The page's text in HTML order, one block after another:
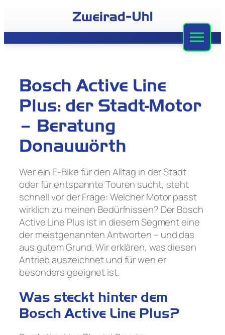
springen
Stellenangebote
Kontakt
Bosch Active Line
Plus: der Stadt-Motor
– Beratung
Donauwörth
Wer ein E-Bike für den Alltag in der Stadt
oder für entspannte Touren sucht, steht
schnell vor der Frage: Welcher Motor passt
wirklich zu meinen Bedürfnissen? Der Bosch
Active Line Plus ist in diesem Segment eine
der meistgenannten Antworten – und das
aus gutem Grund. Wir erklären, was diesen
Antrieb auszeichnet und für wen er
besonders geeignet ist.
Was steckt hinter dem
Bosch Active Line Plus?